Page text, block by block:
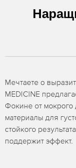
Мечтаете о
MEDICINE
Фокине от
материалы для
стойкого
поддержит эффект.